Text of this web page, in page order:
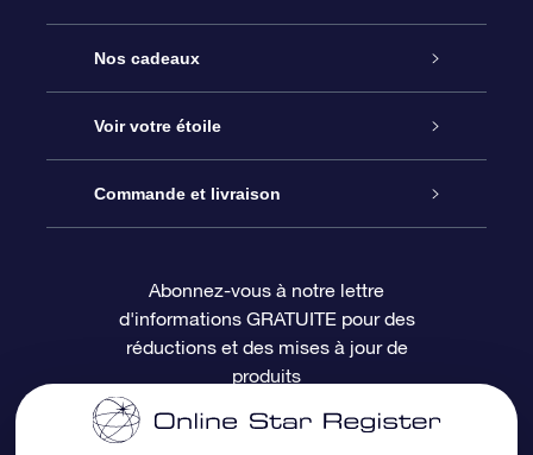
Service
À propos de l’OSR
Nous contacter
Questions fréquemment posées
Revues
Nos cadeaux
Cadeau d’étoile en ligne
Coffret cadeau OSR
Carte cadeau OSR
Voir votre étoile
Registre des étoiles
Page d’accueil personnalisée
Commande et livraison
Informations de paiement
Informations d’expédition
Abonnez-vous à notre lettre
d'informations GRATUITE pour des
réductions et des mises à jour de
produits